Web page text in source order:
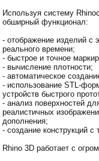
Используя систему
обширный функционал:
- отображение изделий с
реального времени;
- быстрое и точное
- вычисление плотности;
- автоматическое
- использование STL-
устройств быстрого
- анализ поверхностей
реалистичных
дополнения;
- создание конструкций
Rhino 3D работает с